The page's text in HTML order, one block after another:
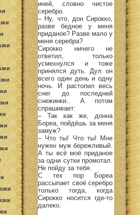
иней, словно чистое
серебро.
– Ну, что, дон Сирокко,
разве бедное у меня
приданое? Разве мало у
меня серебра?
Сирокко ничего не
ответил, только
усмехнулся и тоже
принялся дуть. Дул он
всего один день и одну
ночь. И растопил весь
снег до последней
снежинки.. А потом
спрашивает:
– Так как же, донна
Бореа, пойдёшь за меня
замуж?
– Что ты! Что ты! Мне
нужен муж бережливый.
А ты всё моё приданое
за одни сутки промотал.
Не пойду за тебя.
С тех пор Бореа
рассыпает своё серебро
только тогда, когда
Сирокко носится где-то
далеко.